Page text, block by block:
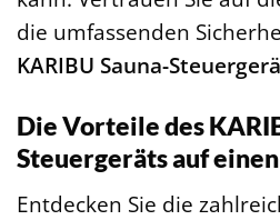
die umfassenden
KARIBU Sauna-
Die Vorteile des
Steuergeräts auf
Entdecken Sie die